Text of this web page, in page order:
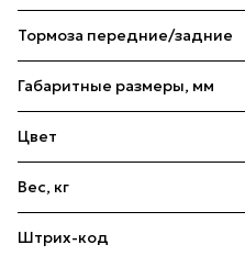
Тормоза передние/задние
Габаритные размеры, мм
Цвет
Вес, кг
Штрих-код